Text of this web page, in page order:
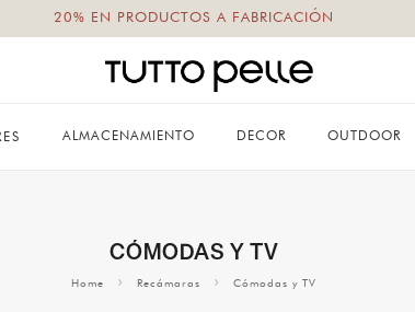
20% EN PRODUCTOS A FABRICACIÓN
ALMACENAMIENTO DECOR OUTDOOR
CÓMODAS Y TV
Home Recámaras Cómodas y TV